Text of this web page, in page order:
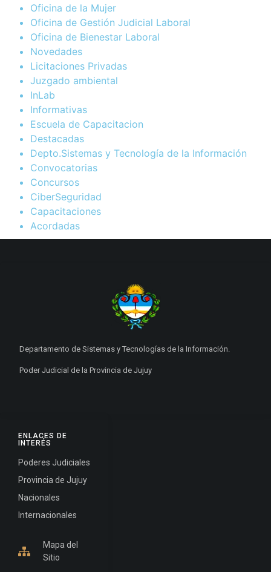
Oficina de la Mujer
Oficina de Gestión Judicial Laboral
Oficina de Bienestar Laboral
Novedades
Licitaciones Privadas
Juzgado ambiental
InLab
Informativas
Escuela de Capacitacion
Destacadas
Depto.Sistemas y Tecnología de la Información
Convocatorias
Concursos
CiberSeguridad
Capacitaciones
Acordadas
ENLACES DE
INTERÉS
Poderes Judiciales
Provincia de Jujuy
Nacionales
Internacionales
Mapa del
Sitio
Departamento de Sistemas y Tecnologías de la Información.
Poder Judicial de la Provincia de Jujuy